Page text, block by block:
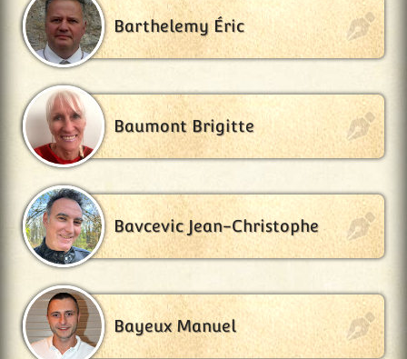
Barthelemy Éric
Baumont Brigitte
Bavcevic Jean-Christophe
Bayeux Manuel